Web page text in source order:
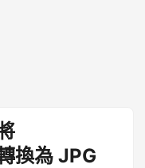
換為 JPG